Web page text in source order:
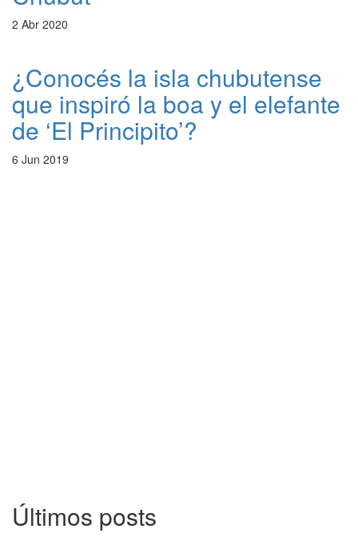
2 Abr 2020
¿Conocés la isla chubutense
que inspiró la boa y el elefante
de ‘El Principito’?
6 Jun 2019
Últimos posts